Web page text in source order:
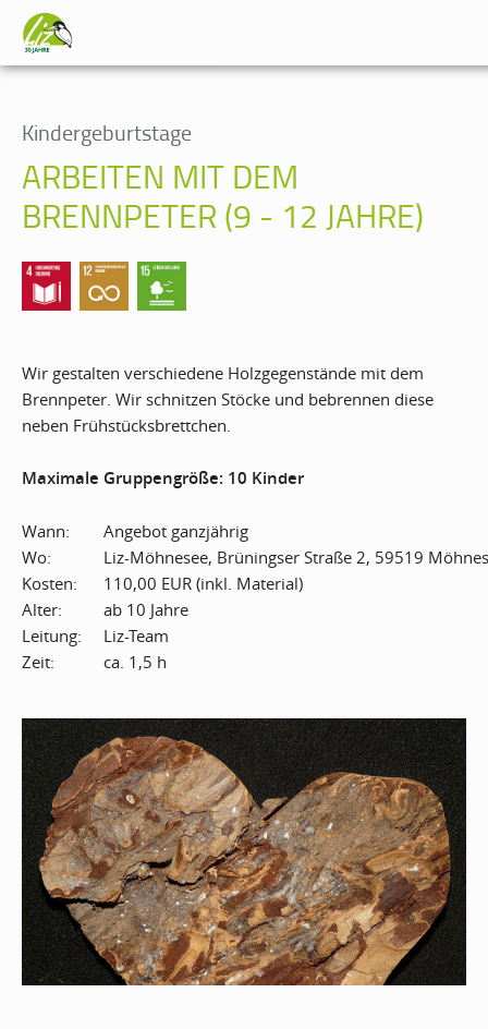
Kindergeburtstage
ARBEITEN MIT DEM
BRENNPETER (9 - 12 JAHRE)
Wir gestalten verschiedene Holzgegenstände mit dem
Brennpeter. Wir schnitzen Stöcke und bebrennen diese
neben Frühstücksbrettchen.
Maximale Gruppengröße: 10 Kinder
Wann: Angebot ganzjährig
Wo:
Liz-Möhnesee, Brüningser Straße 2, 59519
Kosten:
110,00 EUR (inkl. Material)
Alter:
ab 10 Jahre
Leitung:
Liz-Team
Zeit:
ca. 1,5 h